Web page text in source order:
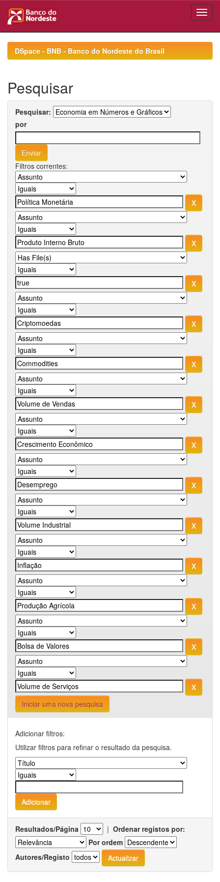
navigationDSpace - BNB - Banco do Nordeste do Brasil
Pesquisar
Pesquisar:
por
Filtros correntes:
Iniciar uma nova pesquisa
Adicionar filtros:
Utilizar filtros para refinar o resultado da pesquisa.
Resultados/Página | Ordenar registos por:
Por ordem
Autores/Registo